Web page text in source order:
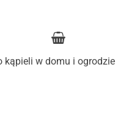
kąpieli w domu i ogrodzie